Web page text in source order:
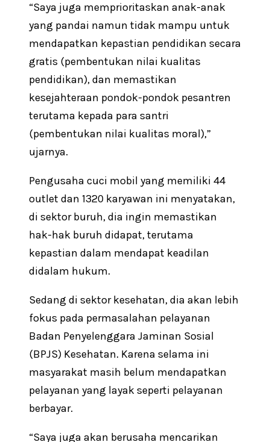
“Saya juga memprioritaskan anak-anak
yang pandai namun tidak mampu untuk
mendapatkan kepastian pendidikan secara
gratis (pembentukan nilai kualitas
pendidikan), dan memastikan
kesejahteraan pondok-pondok pesantren
terutama kepada para santri
(pembentukan nilai kualitas moral),”
ujarnya.
Pengusaha cuci mobil yang memiliki 44
outlet dan 1320 karyawan ini menyatakan,
di sektor buruh, dia ingin memastikan
hak-hak buruh didapat, terutama
kepastian dalam mendapat keadilan
didalam hukum.
Sedang di sektor kesehatan, dia akan lebih
fokus pada permasalahan pelayanan
Badan Penyelenggara Jaminan Sosial
(BPJS) Kesehatan. Karena selama ini
masyarakat masih belum mendapatkan
pelayanan yang layak seperti pelayanan
berbayar.
“Saya juga akan berusaha mencarikan